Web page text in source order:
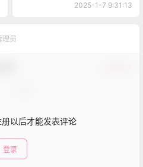
2025-1-7 9:31:13
理员
以后才能发表评论
登录